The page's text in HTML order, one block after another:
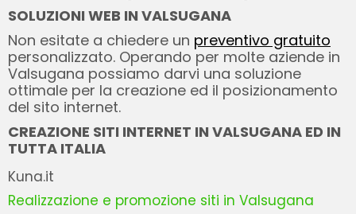
SOLUZIONI WEB IN VALSUGANA
Non esitate a chiedere un preventivo gratuito
personalizzato. Operando per molte aziende in
Valsugana possiamo darvi una soluzione
ottimale per la creazione ed il posizionamento
del sito internet.
CREAZIONE SITI INTERNET IN VALSUGANA ED IN
TUTTA ITALIA
Kuna.it
Realizzazione e promozione siti in Valsugana